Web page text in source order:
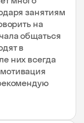
занятиям
на
общаться
в
них всегда